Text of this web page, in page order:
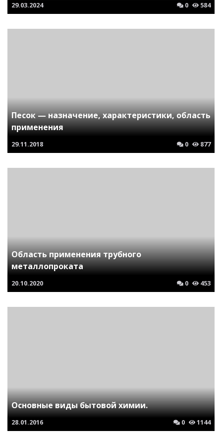
29.03.2024 0 584
Песок — назначение, характеристики, область
применения
29.11.2018 0 877
Область применения трубного
металлопроката
20.10.2020 0 453
Основные виды бытовой химии.
28.01.2016 0 1144